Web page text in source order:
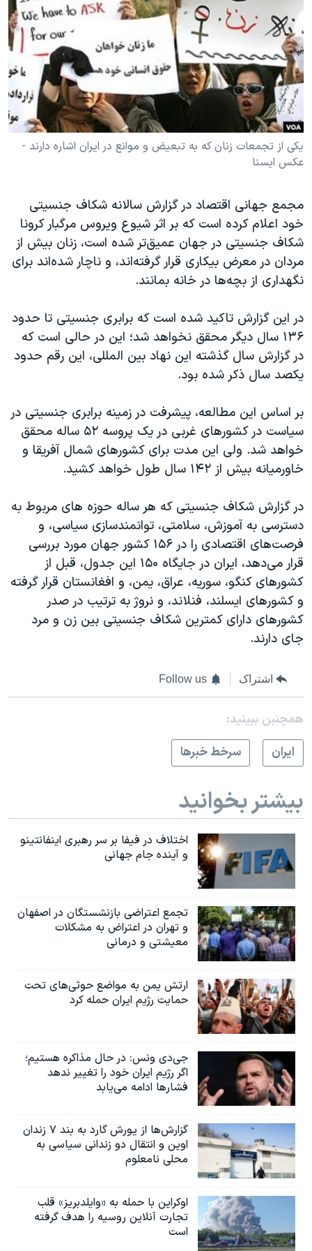
فرهنگ و زندگی
حقوق شهروندی
اقتصادی
علم و فناوری
اسرائیل در جنگ
آرشیو پخش زنده
مستندها
انتخابات ریاست جمهوری آمریکا ۲۰۲۴
حمله جمهوری اسلامی به اسرائیل
رمز مهسا
ورزش زنان در ایران
مجموعه مستندهای دادخواهی
دادگاه حمید نوری
چهل سال گروگان‌گیری
قانون شفافیت دارائی کادر رهبری ایران
اعتراضات مردمی آبان ۹۸
اسرائیل در جنگ
نرگس محمدی برنده جایزه نوبل صلح
همایش محافظه‌کاران آمریکا «سی‌پک»
سفر پرزیدنت ترامپ به چین
دنبال کنید
زبانهای مختلف
یکی از تجمعات زنان که به تبعیض و موانع در ایران اشاره دارند -
عکس ایسنا
مجمع جهانی اقتصاد در گزارش سالانه شکاف جنسیتی
خود اعلام کرده است که بر اثر شیوع ویروس مرگبار کرونا
شکاف جنسیتی در جهان عمیق‌تر شده است، زنان بیش از
مردان در معرض بیکاری قرار گرفته‌اند، و ناچار شده‌اند برای
نگهداری از بچه‌ها در خانه بمانند.
در این گزارش تاکید شده است که برابری جنسیتی تا حدود
۱۳۶ سال دیگر محقق نخواهد شد؛ این در حالی است که
در گزارش سال گذشته این نهاد بین المللی، این رقم حدود
یکصد سال ذکر شده بود.
بر اساس این مطالعه، پیشرفت در زمینه برابری جنسیتی در
سیاست در کشورهای غربی در یک پروسه ۵۲ ساله محقق
خواهد شد. ولی این مدت برای کشورهای شمال آفریقا و
خاورمیانه بیش از ۱۴۲ سال طول خواهد کشید.
در گزارش شکاف جنسیتی که هر ساله حوزه های مربوط به
دسترسی به آموزش، سلامتی، توانمندسازی سیاسی، و
فرصت‌های اقتصادی را در ۱۵۶ کشور جهان مورد بررسی
قرار می‌دهد، ایران در جایگاه ۱۵۰ این جدول، قبل از
کشورهای کنگو، سوریه، عراق، یمن، و افغانستان قرار گرفته
و کشورهای ایسلند، فنلاند، و نروژ به ترتیب در صدر
کشورهای دارای کمترین شکاف جنسیتی بین زن و مرد
جای دارند.
اشتراک Follow us
همچنبن ببینید:
ايران
سرخط خبرها
بیشتر بخوانید
اختلاف در فیفا بر سر رهبری اینفانتینو
و آینده جام جهانی
تجمع اعتراضی بازنشستگان در اصفهان
و تهران در اعتراض به مشکلات
معیشتی و درمانی
ارتش یمن به مواضع حوثی‌های تحت
حمایت رژیم ایران حمله کرد
جی‌دی ونس: در حال مذاکره هستیم؛
اگر رژیم ایران خود را تغییر ندهد
فشارها ادامه می‌یابد
گزارش‌ها از یورش گارد به بند ۷ زندان
اوین و انتقال دو زندانی سیاسی به
محلی نامعلوم
اوکراین با حمله به «وایلدبریز» قلب
تجارت آنلاین روسیه را هدف گرفته
است